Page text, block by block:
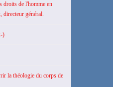
droits de l'homme en
directeur général.
)
la théologie du corps de